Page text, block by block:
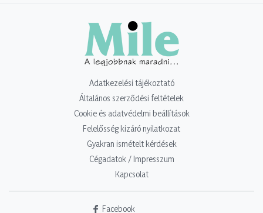
Adatkezelési tájékoztató
Általános szerződési feltételek
Cookie és adatvédelmi beállítások
Felelősség kizáró nyilatkozat
Gyakran ismételt kérdések
Cégadatok / Impresszum
Kapcsolat
Facebook